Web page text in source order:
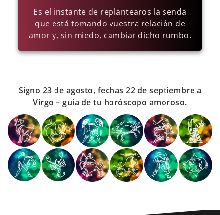
Es el instante de replantearos la senda
que está tomando vuestra relación de
amor y, sin miedo, cambiar dicho rumbo.
Signo 23 de agosto, fechas 22 de septiembre a
Virgo – guía de tu horóscopo amoroso.